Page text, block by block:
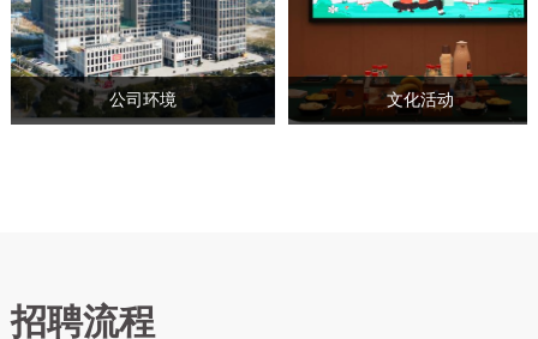
公司环境 文化活动
招聘流程